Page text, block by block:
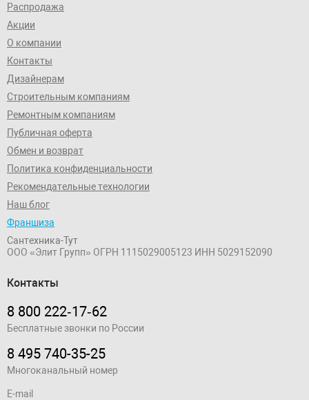
Распродажа
Акции
О компании
Контакты
Дизайнерам
Строительным компаниям
Ремонтным компаниям
Публичная оферта
Обмен и возврат
Политика конфиденциальности
Рекомендательные технологии
Наш блог
Франшиза
Сантехника-Тут
ООО «Элит Групп» ОГРН 1115029005123 ИНН 5029152090
Контакты
8 800 222‑17‑62
Бесплатные звонки по России
8 495 740-35-25
Многоканальный номер
E-mail